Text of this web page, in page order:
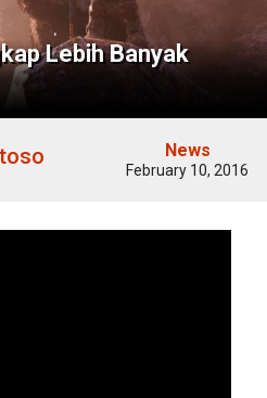
Lebih Banyak
News
February 10, 2016